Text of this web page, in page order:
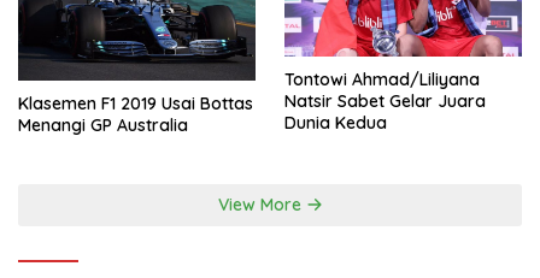
Klasemen F1 2019 Usai Bottas
Menangi GP Australia
Tontowi Ahmad/Liliyana
Natsir Sabet Gelar Juara
Dunia Kedua
View More